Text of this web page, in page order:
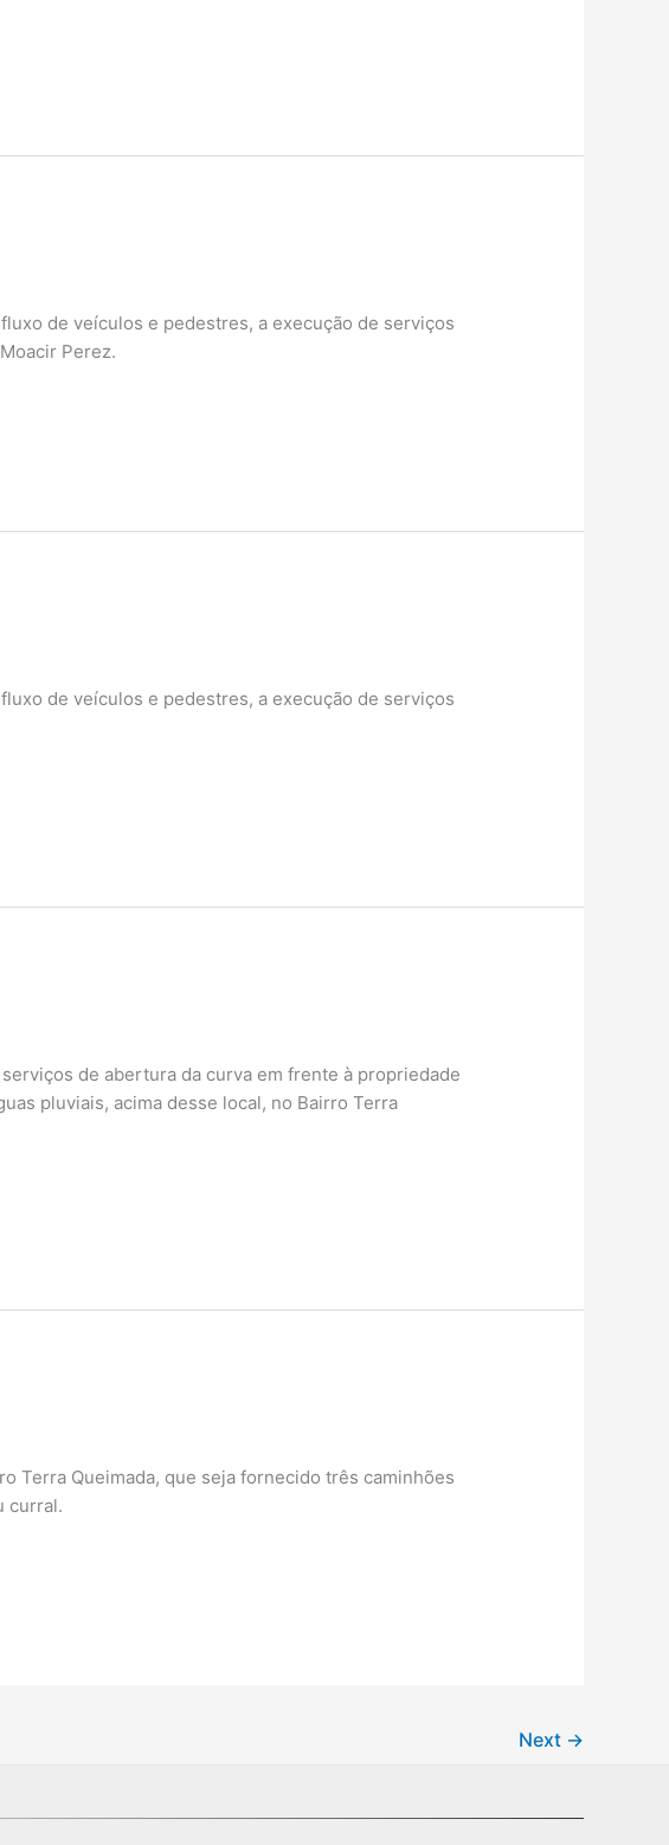
de veículos e pedestres, a execução de serviços
Perez.
de veículos e pedestres, a execução de serviços
de abertura da curva em frente à propriedade
pluviais, acima desse local, no Bairro Terra
Terra Queimada, que seja fornecido três caminhões
curral.
Next →